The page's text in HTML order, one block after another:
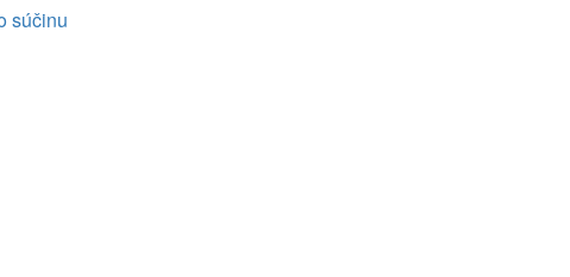
súčinu